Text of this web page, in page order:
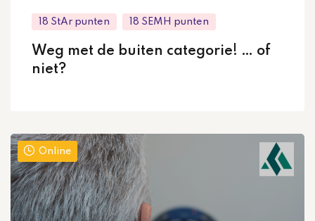
18 StAr punten 18 SEMH punten
Weg met de buiten categorie! … of
niet?
Online